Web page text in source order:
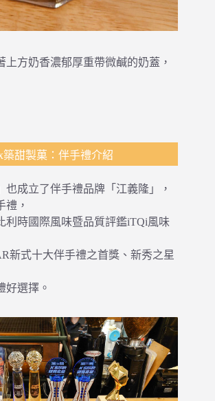
上方奶香濃郁厚重帶微鹹的奶蓋，
築甜製菓：伴手禮介紹
也成立了伴手禮品牌「江義隆」，
禮，
利時國際風味暨品質評鑑iTQi風味
新式十大伴手禮之首獎、新秀之星
好選擇。